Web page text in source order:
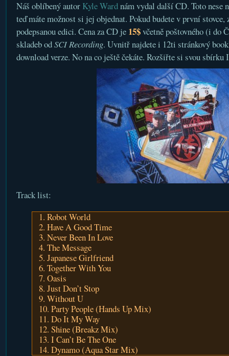
Náš oblíbený autor Kyle Wardnám vydal další CD. Toto nese
teď máte možnost si jej objednat. Pokud budete v první
podepsanou edici. Cena za CD je 15$včetně poštovného (i do
skladeb odSCI Recording. Uvnitř najdete i 12ti stránkový
download verze. No na co ještě čekáte. Rozšiřte si svou
Track list:
1. Robot World
2. Have A Good Time
3. Never Been In Love
4. The Message
5. Japanese Girlfriend
6. Together With You
7. Oasis
8. Just Don’t Stop
9. Without U
10. Party People (Hands Up Mix)
11. Do It My Way
12. Shine (Breakz Mix)
13. I Can’t Be The One
14. Dynamo (Aqua Star Mix)